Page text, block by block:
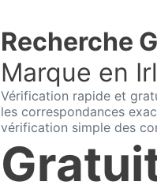
Recherche
Marque en
Vérification rapide et
les correspondances
vérification simple des